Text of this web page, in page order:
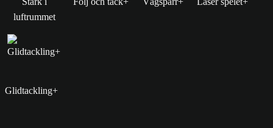
luftrummet
Glidtackling+